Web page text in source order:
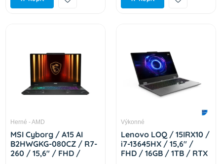
Herné - AMD
MSI Cyborg / A15 AI
B2HWGKG-080CZ / R7-
260 / 15,6" / FHD /
Výkonné
Lenovo LOQ / 15IRX10 /
i7-13645HX / 15,6" /
FHD / 16GB / 1TB / RTX